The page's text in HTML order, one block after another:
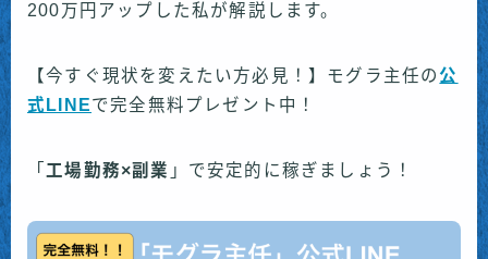
200万円アップした私が解説します。
【今すぐ現状を変えたい方必見！】モグラ主任の公
式LINEで完全無料プレゼント中！
「 工場勤務×副業 」で安定的に稼ぎましょう！